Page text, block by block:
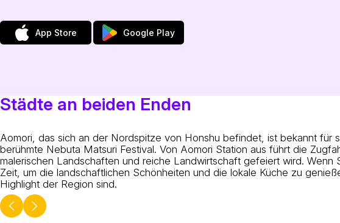
App Store Google Play
Städte an beiden Enden
Aomori, das sich an der Nordspitze von Honshu befindet, ist bekannt für
berühmte Nebuta Matsuri Festival. Von Aomori Station aus führt die
malerischen Landschaften und reiche Landwirtschaft gefeiert wird. Wenn
Zeit, um die landschaftlichen Schönheiten und die lokale Küche zu
Highlight der Region sind.